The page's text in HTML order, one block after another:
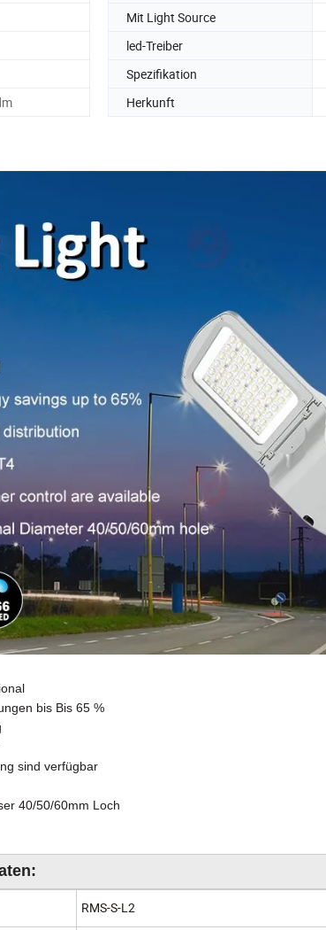
Mit Light Source
led-Treiber
Spezifikation
Herkunft
bis Bis 65 %
sind verfügbar
40/50/60mm Loch
RMS-S-L2